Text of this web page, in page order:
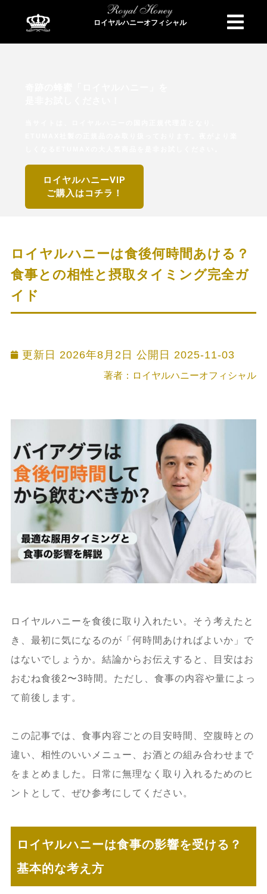
ロイヤルハニーオフィシャル
ロイヤルハニーVIP
ご購入はコチラ！
ロイヤルハニーは食後何時間あける？
食事との相性と摂取タイミング完全ガ
イド
更新日 2026年8月2日 公開日 2025-11-03
著者：ロイヤルハニーオフィシャル
ロイヤルハニーを食後に取り入れたい。そう考えたと
き、最初に気になるのが「何時間あければよいか」で
はないでしょうか。結論からお伝えすると、目安はお
おむね食後2〜3時間。ただし、食事の内容や量によっ
て前後します。
この記事では、食事内容ごとの目安時間、空腹時との
違い、相性のいいメニュー、お酒との組み合わせまで
をまとめました。日常に無理なく取り入れるためのヒ
ントとして、ぜひ参考にしてください。
ロイヤルハニーは食事の影響を受ける？
基本的な考え方